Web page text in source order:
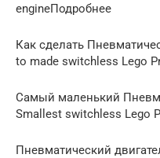
engineПодробнее
Как сделать
to made switchless Lego
Самый маленький
Smallest switchless Lego
Пневматический